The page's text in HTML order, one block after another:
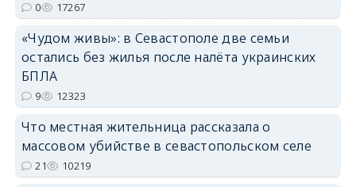
erid: 2SDnjdvhGXG
0 17267
«Чудом живы»: в Севастополе две семьи
остались без жилья после налёта украинских
БПЛА
9 12323
Что местная жительница рассказала о
массовом убийстве в севастопольском селе
21 10219